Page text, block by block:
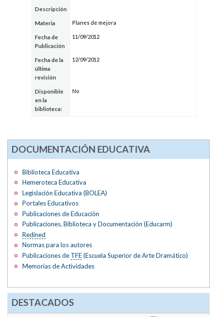
Descripción
Materia Planes de mejora
Fecha de
Publicación
11/09/2012
Fecha de la
última
revisión
12/09/2012
Disponible
en la
biblioteca:
No
DOCUMENTACIÓN EDUCATIVA
Biblioteca Educativa
Hemeroteca Educativa
Legislación Educativa (BOLEA)
Portales Educativos
Publicaciones de Educación
Publicaciones, Biblioteca y Documentación (Educarm)
Redined
Normas para los autores
Publicaciones de TFE(Escuela Superior de Arte Dramático)
Memorias de Actividades
DESTACADOS